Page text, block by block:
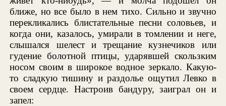
ближе, но все было в нем тихо. Сильно и звучно
перекликались блистательные песни соловьев, и
когда они, казалось, умирали в томлении и неге,
слышался шелест и трещание кузнечиков или
гудение болотной птицы, ударявшей скользким
носом своим в широкое водное зеркало. Какую-
то сладкую тишину и раздолье ощутил Левко в
своем сердце. Настроив бандуру, заиграл он и
запел: